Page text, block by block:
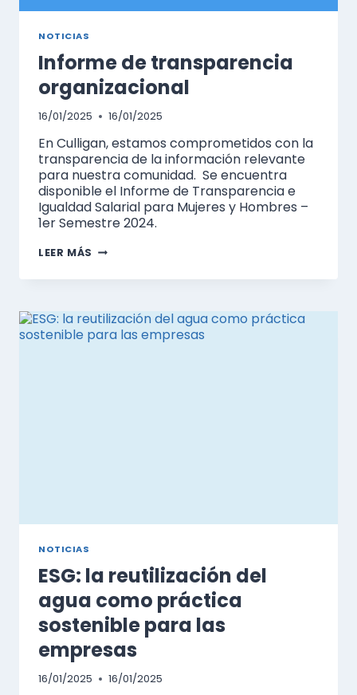
NOTICIAS
Informe de transparencia
organizacional
16/01/2025 16/01/2025
En Culligan, estamos comprometidos con la
transparencia de la información relevante
para nuestra comunidad. Se encuentra
disponible el Informe de Transparencia e
Igualdad Salarial para Mujeres y Hombres –
1er Semestre 2024.
LEER MÁS INFORME
NOTICIAS
ESG: la reutilización del
agua como práctica
sostenible para las
empresas
16/01/2025 16/01/2025